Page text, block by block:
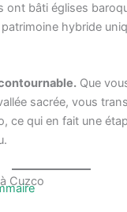
ont bâti églises
hybride
Que
sacrée, vous
ce qui en fait une
Cuzco